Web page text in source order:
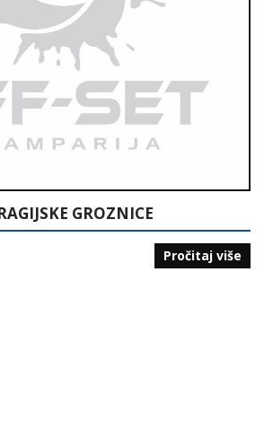
GROZNICE
Pročitaj više